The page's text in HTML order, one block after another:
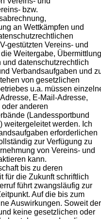
bzw.
an Wettkämpfen und
gestützten Vereins- und
Weitergabe, Übermittlung
datenschutzrechtlich
Verbandsaufgaben und
von gesetzlichen
u.a. müssen
E-Mail-Adresse,
anderen
(Landessportbund
weitergeleitet werden. Ich
erforderlichen
zur Verfügung zu
von Vereins- und
kann.
bis zu deren
für die Zukunft schriftlich
führt zwangsläufig zur
Auf die bis zum
Auswirkungen. Soweit der
keine gesetzlichen oder